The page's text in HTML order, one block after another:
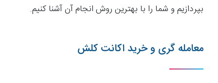
بپردازیم و شما را با بهترین روش انجام آن آشنا کنیم.
معامله گری و خرید اکانت کلش